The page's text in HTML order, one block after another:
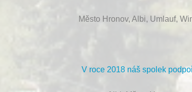
Město Hronov, Albi, Umlauf,
V roce 2018 náš spolek